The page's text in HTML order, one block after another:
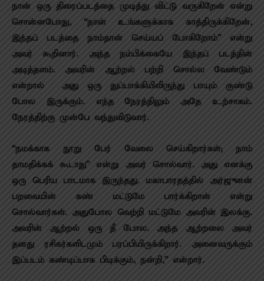
நான் ஒரு திரைப்படத்தை முடித்து விட்டு வருகிறேன் என்று
சொன்னபோது, “நான் உங்களுக்காக காத்திருக்கிறேன்,
இந்தப் படத்தை நாம்தான் செய்யப் போகிறோம்” என்று
அவர் கூறினார். அந்த நம்பிக்கையே இந்தப் படத்தின்
அடித்தளம். அவரின் ஆற்றல் பற்றி சொல்ல வேண்டும்
என்றால் – அது ஒரு துப்பாக்கியிலிருந்து பாயும் குண்டு
போல இருக்கும். எந்த நேரத்திலும் அதே உற்சாகம்.
நேரத்திற்கு முன்பே வந்துவிடுவார்.
“நமக்காக நூறு பேர் வேலை செய்கிறார்கள்; நாம்
தாமதிக்கக் கூடாது” என்று அவர் சொல்வார். அது எனக்கு
ஒரு பெரிய பாடமாக இருந்தது. மகாபாரதத்தில் அர்ஜுனன்
பறவையின் கண் மட்டுமே பார்க்கிறான் என்று
சொல்வார்கள். அதுபோல வெற்றி மட்டுமே அவரின் இலக்கு.
அவரின் ஆற்றல் ஒரு தீ போல. அந்த ஆற்றலை அவர்
தனது ரசிகர்களிடமும் பரப்பியிருக்கிறார். அனைவருக்கும்
இப்படம் கண்டிப்பாக பிடிக்கும், நன்றி,” என்றார்.